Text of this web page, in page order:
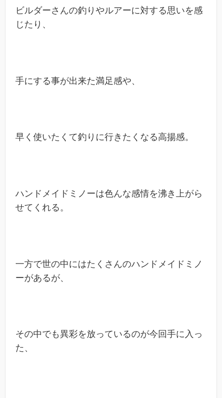
ビルダーさんの釣りやルアーに対する思いを感
じたり、
手にする事が出来た満足感や、
早く使いたくて釣りに行きたくなる高揚感。
ハンドメイドミノーは色んな感情を沸き上がら
せてくれる。
一方で世の中にはたくさんのハンドメイドミノ
ーがあるが、
その中でも異彩を放っているのが今回手に入っ
た、